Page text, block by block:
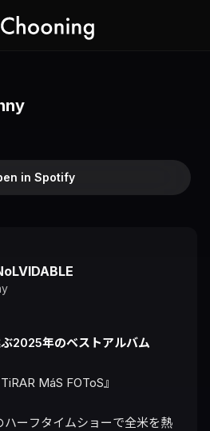
in Spotify
2025年のベストアルバム
MáS FOToS』
ハーフタイムショーで全米を熱